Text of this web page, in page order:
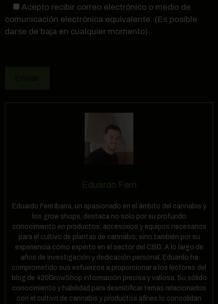
Acepto recibir correo electrónico o medio de
comunicación electrónica equivalente. (Es posible
darse de baja en cualquier momento).
Eduardo Ferri
Eduardo Ferri Ibarra, un apasionado en el ámbito del cannabis y
los grow shops, destaca no solo por su profundo
conocimiento en productos, accesorios y equipos necesarios
para el cultivo de plantas de cannabis, sino también por su
experiencia como experto en el sector del CBD. A lo largo de
años de investigación y dedicación personal, Eduardo ha
comprometido sus esfuerzos a proporcionar a los lectores del
blog de 420GrowShop información precisa y valiosa. Su sólido
conocimiento y habilidad para desmitificar temas relacionados
con el cultivo de cannabis y productos afines lo consolidan